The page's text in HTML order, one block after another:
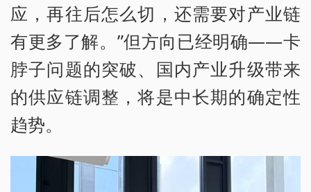
应，再往后怎么切，还需要对产业链
有更多了解。”但方向已经明确——卡
脖子问题的突破、国内产业升级带来
的供应链调整，将是中长期的确定性
趋势。